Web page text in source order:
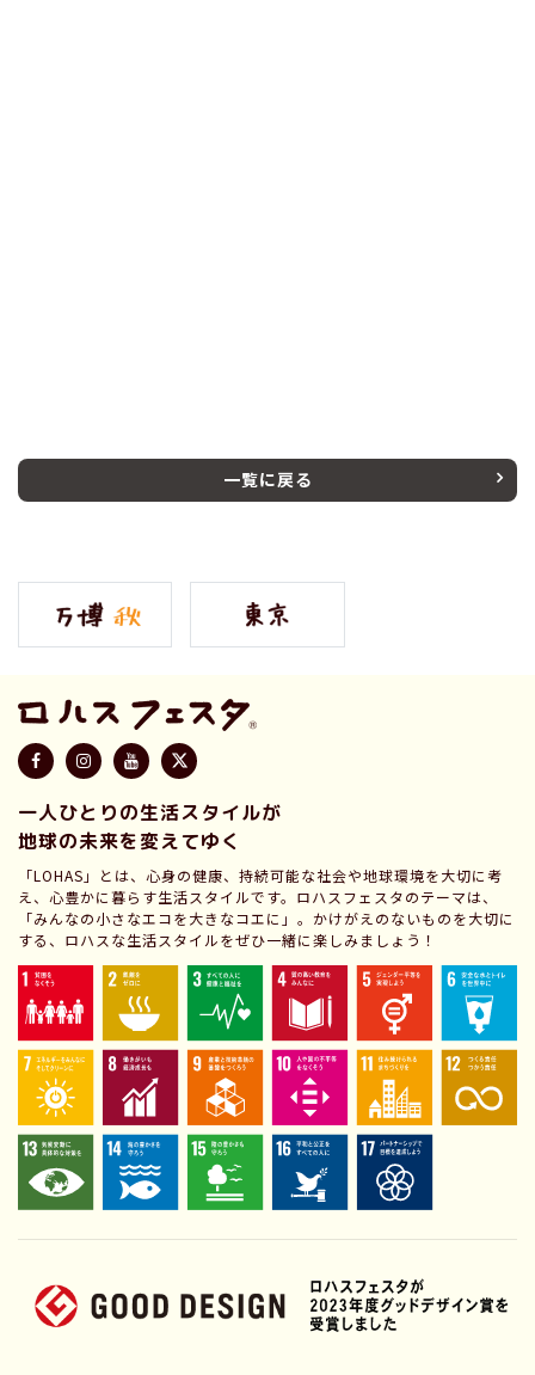
一覧に戻る
一人ひとりの生活スタイルが
地球の未来を変えてゆく
「LOHAS」とは、心身の健康、持続可能な社会や地球環境を大切に考
え、心豊かに暮らす生活スタイルです。ロハスフェスタのテーマは、
「みんなの小さなエコを大きなコエに」。かけがえのないものを大切に
する、ロハスな生活スタイルをぜひ一緒に楽しみましょう！